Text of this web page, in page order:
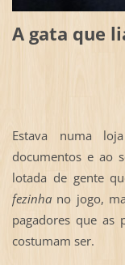
A gata que
Estava numa
documentos e ao
lotada de gente
fezinhano jogo,
pagadores que as
costumam ser.